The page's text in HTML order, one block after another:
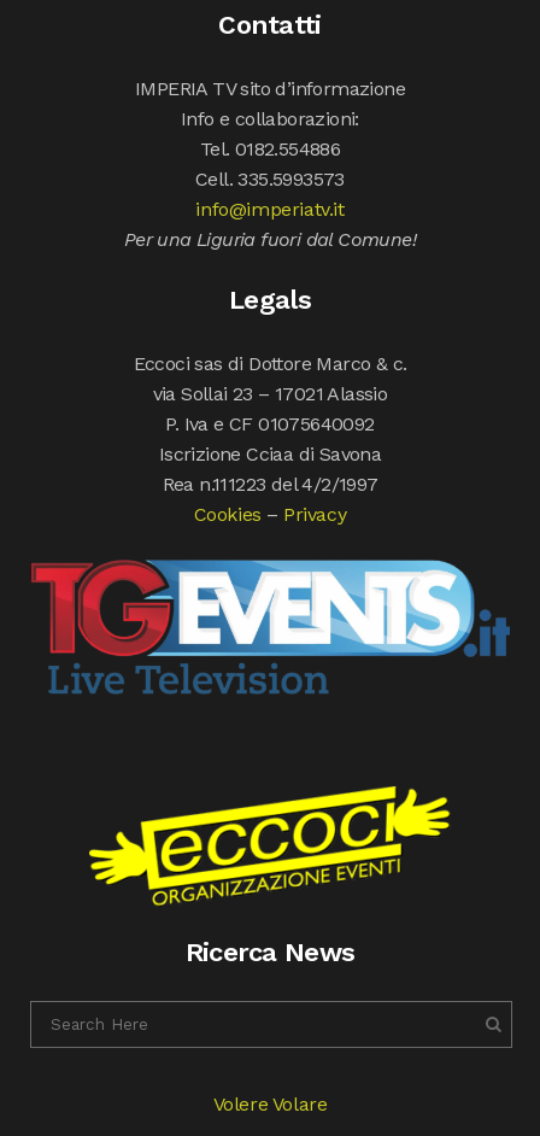
Contatti
IMPERIA TV sito d’informazione
Info e collaborazioni:
Tel. 0182.554886
Cell. 335.5993573
info@imperiatv.it
Per una Liguria fuori dal Comune!
Legals
Eccoci sas di Dottore Marco & c.
via Sollai 23 – 17021 Alassio
P. Iva e CF 01075640092
Iscrizione Cciaa di Savona
Rea n.111223 del 4/2/1997
Cookies – Privacy
Ricerca News
Volere Volare